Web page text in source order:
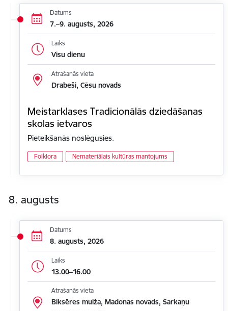
Datums
7.–9. augusts, 2026
Laiks
Visu dienu
Atrašanās vieta
Drabeši, Cēsu novads
Meistarklases Tradicionālās dziedāšanas
skolas ietvaros
Pieteikšanās noslēgusies.
Folklora Nemateriālais kultūras mantojums
8. augusts
Datums
8. augusts, 2026
Laiks
13.00–16.00
Atrašanās vieta
Biksēres muiža, Madonas novads, Sarkaņu